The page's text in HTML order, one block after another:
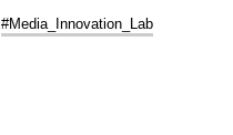
#Media_Innovation_Lab